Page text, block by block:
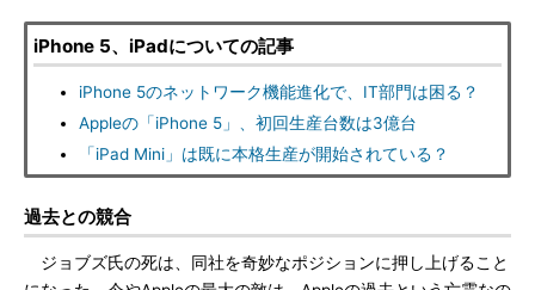
iPhone 5、iPadについての記事
iPhone 5のネットワーク機能進化で、IT部門は困る？
Appleの「iPhone 5」、初回生産台数は3億台
「iPad Mini」は既に本格生産が開始されている？
過去との競合
ジョブズ氏の死は、同社を奇妙なポジションに押し上げること